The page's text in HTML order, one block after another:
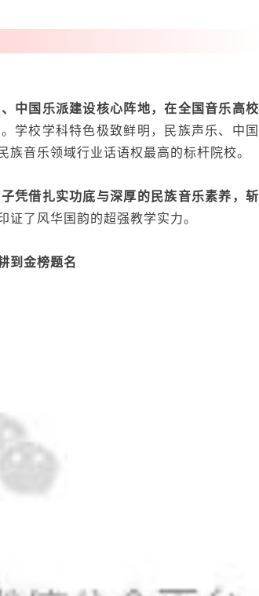
中国乐派建设核心阵地，在全国音乐高校
。学校学科特色极致鲜明，民族声乐、中国
音乐领域行业话语权最高的标杆院校。
凭借扎实功底与深厚的民族音乐素养，斩
证了风华国韵的超强教学实力。
到金榜题名